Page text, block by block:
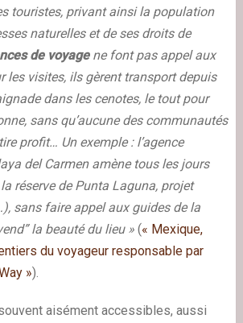
touristes, privant ainsi la population
naturelles et de ses droits de
de voyagene font pas appel aux
les visites, ils gèrent transport depuis
dans les cenotes, le tout pour
sans qu’aucune des communautés
profit… Un exemple : l’agence
del Carmen amène tous les jours
réserve de Punta Laguna, projet
sans faire appel aux guides de la
la beauté du lieu »(« Mexique,
du voyageur responsable par
»).
aisément accessibles, aussi